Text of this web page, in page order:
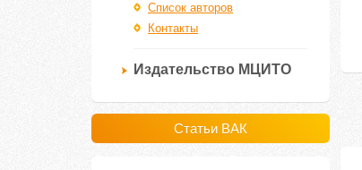
Список авторов
Контакты
Издательство МЦИТО
Статьи ВАК